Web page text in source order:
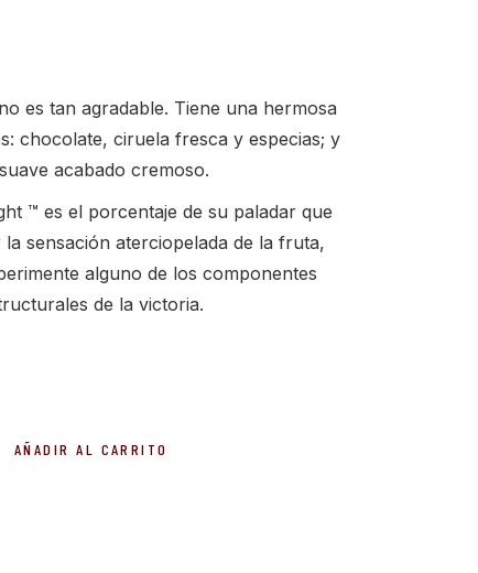
es tan agradable. Tiene una hermosa
chocolate, ciruela fresca y especias; y
acabado cremoso.
™ es el porcentaje de su paladar que
sensación aterciopelada de la fruta,
alguno de los componentes
de la victoria.
AÑADIR AL CARRITO